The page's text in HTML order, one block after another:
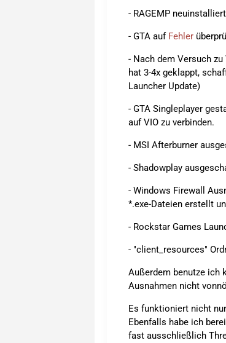
- RAGEMP
- GTA auf Fehler
- Nach dem Versuch
hat 3-4x geklappt,
Launcher Update)
- GTA Singleplayer
auf VIO zu verbinden.
- MSI Afterburner
- Shadowplay
- Windows Firewall
*.exe-Dateien erstellt
- Rockstar Games
- "client_resources"
Außerdem benutze ich
Ausnahmen nicht
Es funktioniert nicht
Ebenfalls habe ich
fast ausschließlich